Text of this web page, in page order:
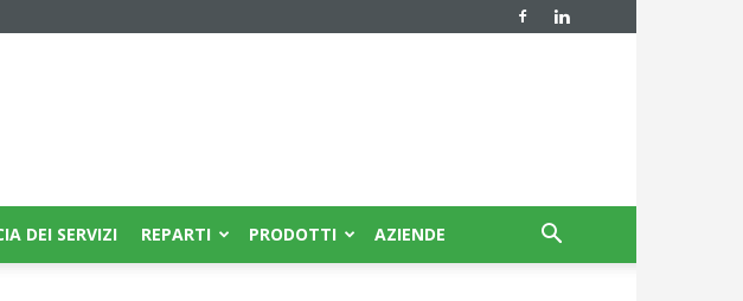
DEI SERVIZI REPARTI PRODOTTI AZIENDE